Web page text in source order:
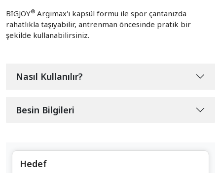
BIGJOY® Argimax'ı kapsül formu ile spor çantanızda
rahatlıkla taşıyabilir, antrenman öncesinde pratik bir
şekilde kullanabilirsiniz.
Nasıl Kullanılır?
Besin Bilgileri
Hedef